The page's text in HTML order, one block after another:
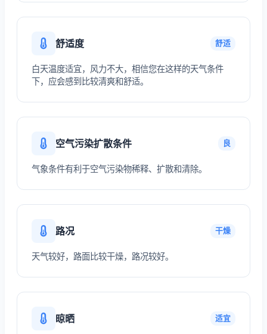
舒适度 舒适
白天温度适宜，风力不大，相信您在这样的天气条件
下，应会感到比较清爽和舒适。
空气污染扩散条件 良
气象条件有利于空气污染物稀释、扩散和清除。
路况 干燥
天气较好，路面比较干燥，路况较好。
晾晒 适宜